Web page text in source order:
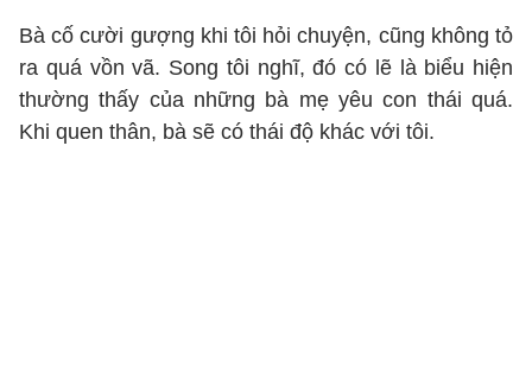
Bà cố cười gượng khi tôi hỏi chuyện, cũng không tỏ
ra quá vồn vã. Song tôi nghĩ, đó có lẽ là biểu hiện
thường thấy của những bà mẹ yêu con thái quá.
Khi quen thân, bà sẽ có thái độ khác với tôi.